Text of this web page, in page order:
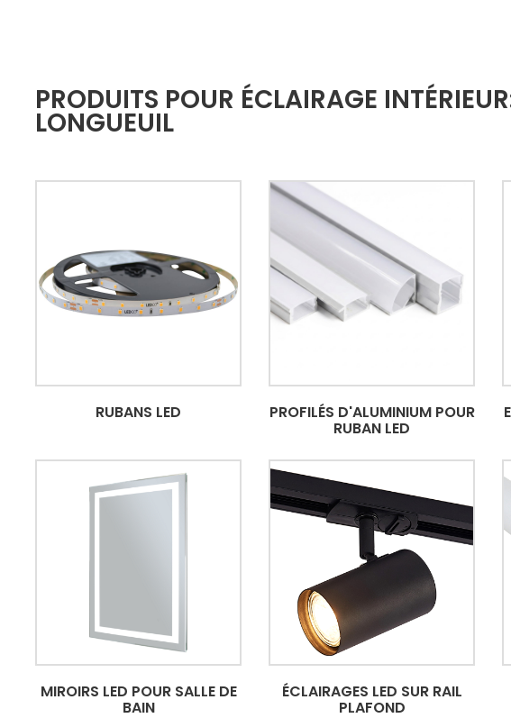
PRODUITS POUR ÉCLAIRAGE
LONGUEUIL
RUBANS LED PROFILÉS D'ALUMINIUM POUR
RUBAN LED
MIROIRS LED POUR SALLE DE
BAIN
ÉCLAIRAGES LED SUR RAIL
PLAFOND